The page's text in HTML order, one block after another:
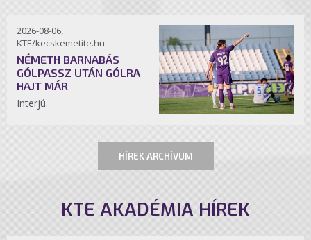
2026-08-06,
KTE/kecskemetite.hu
NÉMETH BARNABÁS
GÓLPASSZ UTÁN GÓLRA
HAJT MÁR
Interjú.
HÍREK ARCHÍVUM
KTE AKADÉMIA HÍREK